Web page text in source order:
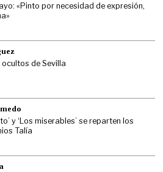
«Pinto por necesidad de expresión,
de Sevilla
y ‘Los miserables’ se reparten los
Talía